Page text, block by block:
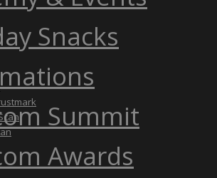
Snacks
Summit
Awards